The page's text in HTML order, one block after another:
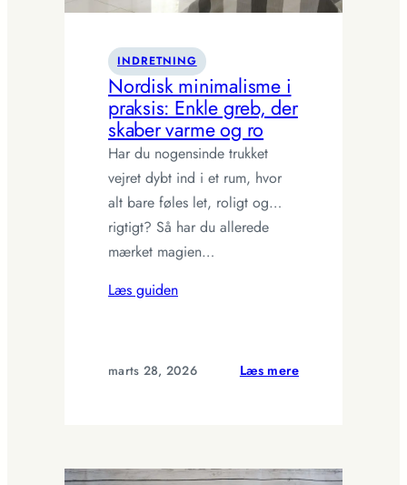
INDRETNING
Nordisk minimalisme i
praksis: Enkle greb, der
skaber varme og ro
Har du nogensinde trukket
vejret dybt ind i et rum, hvor
alt bare føles let, roligt og…
rigtigt? Så har du allerede
mærket magien…
Læs guiden
marts 28, 2026 Læs mere:
Enkle